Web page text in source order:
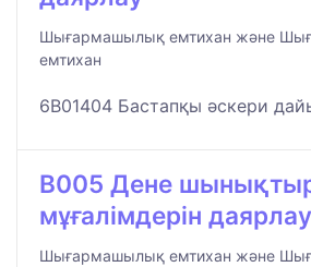
Шығармашылық емтихан және
емтихан
6B01404 Бастапқы әскери
B005 Дене
мұғалімдерін даярлау
Шығармашылық емтихан және